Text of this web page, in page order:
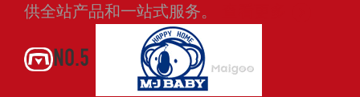
供全站产品和一站式服务。
NO.5